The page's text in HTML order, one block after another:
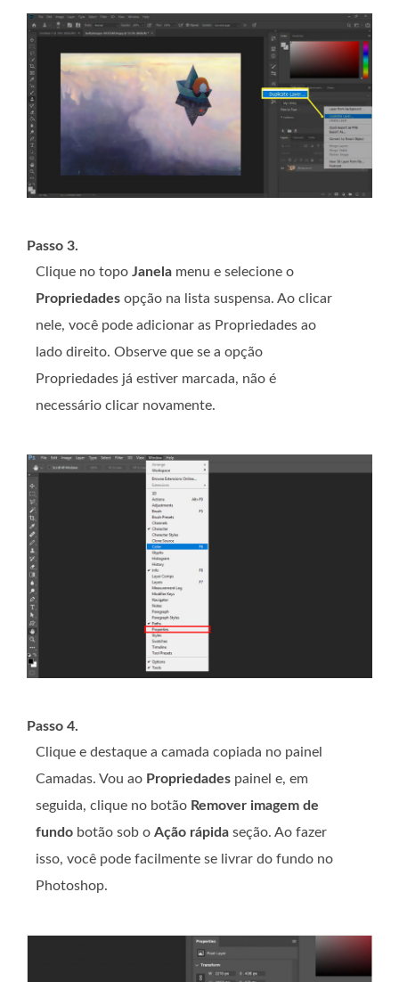
Passo 3.
Clique no topo Janela menu e selecione o
Propriedades opção na lista suspensa. Ao clicar
nele, você pode adicionar as Propriedades ao
lado direito. Observe que se a opção
Propriedades já estiver marcada, não é
necessário clicar novamente.
Passo 4.
Clique e destaque a camada copiada no painel
Camadas. Vou ao Propriedades painel e, em
seguida, clique no botão Remover imagem de
fundo botão sob o Ação rápida seção. Ao fazer
isso, você pode facilmente se livrar do fundo no
Photoshop.